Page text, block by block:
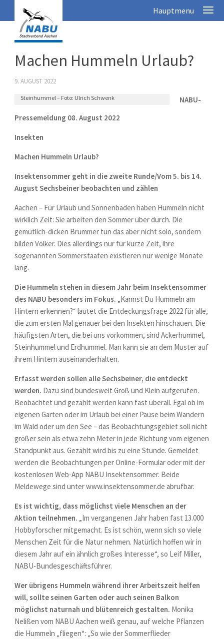
Machen Hummeln Urlaub?
9. AUGUST 2022
Steinhummel – Foto: Ulrich Schwenk
NABU-
Pressemeldung 08. August 2022
Insekten
Machen Hummeln Urlaub?
Insektensommer geht in die zweite Runde/Vom 5. bis 14.
August Sechsbeiner beobachten und zählen
Aachen – Für Urlaub und Sonnenbaden haben Hummeln nicht
wirklich Zeit: Sie arbeiten den Sommer über durch. Die
gemütlich-dicken Brummer tun das aber nicht solo, sondern
bilden Völker. Dies allerdings nur für kurze Zeit, ihre
sogenannten Sommerstaaten existieren nur wenige Monate
lang.
Die Hummeln stehen in diesem Jahr beim Insektensommer
des NABU besonders im Fokus. „Kannst Du Hummeln am
Hintern erkennen?“ lautet die Entdeckungsfrage 2022 für alle,
die zum ersten Mal genauer bei den Insekten hinschauen. Die
häufigsten Arten, die bei uns vorkommen, sind Ackerhummel,
Steinhummel und Erdhummel. Man kann sie an dem Muster auf
ihrem Hintern auseinanderhalten.
Erfasst werden sollen alle Sechsbeiner, die entdeckt
werden. Dazu sind bundesweit Groß und Klein aufgerufen.
Beobachtet und gezählt werden kann fast überall. Egal ob im
eigenen Garten oder im Urlaub bei einer Pause beim Wandern
im Wald oder um den See – das Beobachtungsgebiet soll nicht
größer sein als etwa zehn Meter in jede Richtung vom eigenen
Standpunkt aus. Gezählt wird bis zu eine Stunde. Gemeldet
werden die Beobachtungen per Online-Formular oder mit der
kostenlosen Web-App NABU Insektensommer. Beide
Meldewege sind unter www.insektensommer.de abrufbar.
Es ist wichtig, dass möglichst viele Menschen an der
Aktion teilnehmen. „Im vergangenen Jahr haben fast 13.000
Hobbyforscher mitgemacht. Es ist schön, wenn sich so viele
Menschen Zeit für die Natur nehmen. Natürlich hoffen wir in
diesem Jahr auf ein ähnlich großes Interesse“, so Leif Miller,
NABU-Bundesgeschäftsführer.
Wer übrigens Hummeln während ihrer Arbeitszeit helfen
will, sollte seinen Garten oder auch seinen Balkon
möglichst naturnah und blütenreich gestalten. Monika
Nelißen vom NABU Aachen weiß genau, auf welche Pflanzen
die Hummeln „fliegen“: „So wie der Sommerflieder